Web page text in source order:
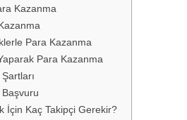
Kazanma
Para Kazanma
Para Kazanma
İçin Kaç Takipçi Gerekir?